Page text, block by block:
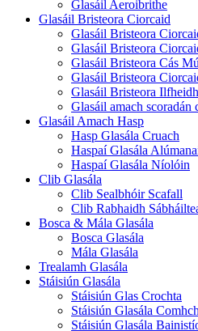
Glasáil Aeroibrithe
Glasáil Bristeora Ciorcaid
Glasáil Bristeora
Glasáil Bristeora
Glasáil Bristeora Cás
Glasáil Bristeora
Glasáil Bristeora
Glasáil amach scoradán
Glasáil Amach Hasp
Hasp Glasála Cruach
Haspaí Glasála
Haspaí Glasála Níolóin
Clib Glasála
Clib Sealbhóir Scafall
Clib Rabhaidh
Bosca & Mála Glasála
Bosca Glasála
Mála Glasála
Trealamh Glasála
Stáisiún Glasála
Stáisiún Glas Crochta
Stáisiún Glasála
Stáisiún Glasála